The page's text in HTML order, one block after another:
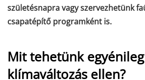
születésnapra vagy szervezhetünk
csapatépítő programként is.
Mit tehetünk
klímaváltozás ellen?